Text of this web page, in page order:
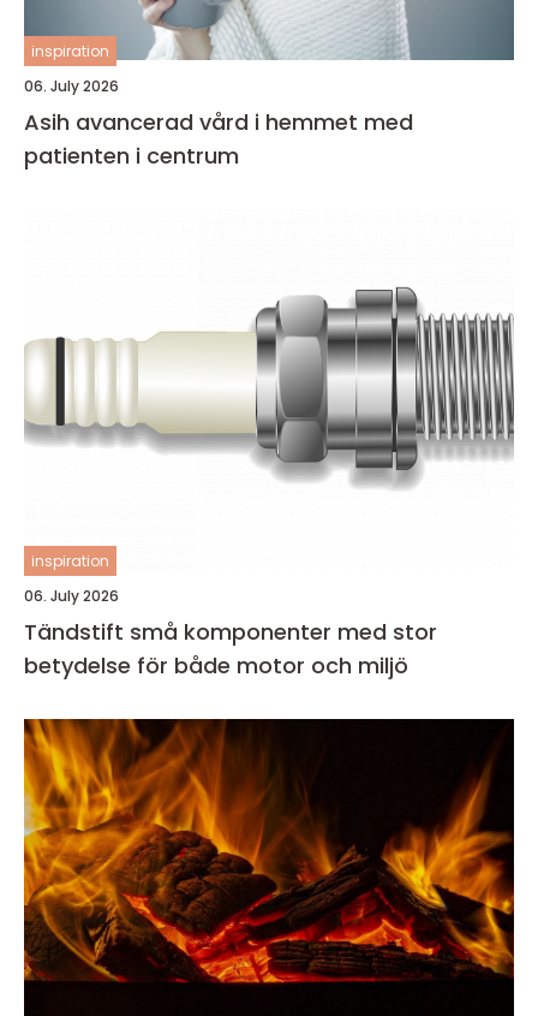
inspiration
06. July 2026
Asih avancerad vård i hemmet med
patienten i centrum
inspiration
06. July 2026
Tändstift små komponenter med stor
betydelse för både motor och miljö